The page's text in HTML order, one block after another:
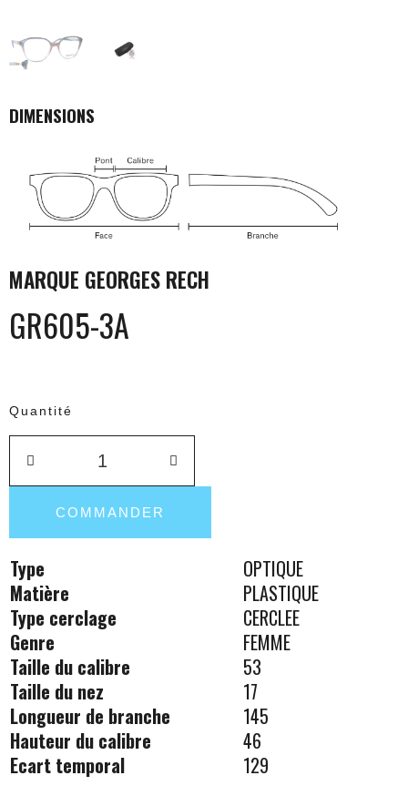
DIMENSIONS
MARQUE GEORGES RECH
GR605-3A
Quantité
COMMANDER
Type
OPTIQUE
Matière
PLASTIQUE
Type cerclage
CERCLEE
Genre
FEMME
Taille du calibre
53
Taille du nez
17
Longueur de branche
145
Hauteur du calibre
46
Ecart temporal
129